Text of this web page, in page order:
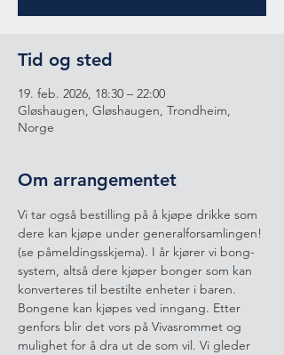
Tid og sted
19. feb. 2026, 18:30 – 22:00
Gløshaugen, Gløshaugen, Trondheim,
Norge
Om arrangementet
Vi tar også bestilling på å kjøpe drikke som
dere kan kjøpe under generalforsamlingen!
(se påmeldingsskjema). I år kjører vi bong-
system, altså dere kjøper bonger som kan
konverteres til bestilte enheter i baren.
Bongene kan kjøpes ved inngang. Etter
genfors blir det vors på Vivasrommet og
mulighet for å dra ut de som vil. Vi gleder